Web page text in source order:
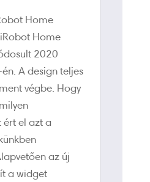
Home
Home
2020
A design teljes
végbe. Hogy
ért el azt a
az új
a widget